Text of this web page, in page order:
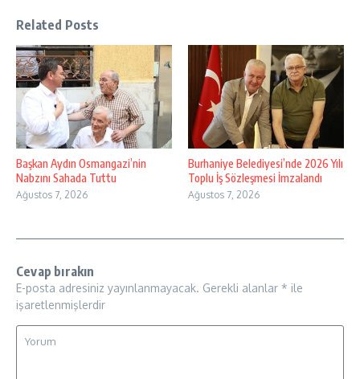
Related Posts
Başkan Aydın Osmangazi’nin
Nabzını Sahada Tuttu
Ağustos 7, 2026
Burhaniye Belediyesi’nde 2026 Yılı
Toplu İş Sözleşmesi İmzalandı
Ağustos 7, 2026
Cevap bırakın
E-posta adresiniz yayınlanmayacak. Gerekli alanlar * ile
işaretlenmişlerdir